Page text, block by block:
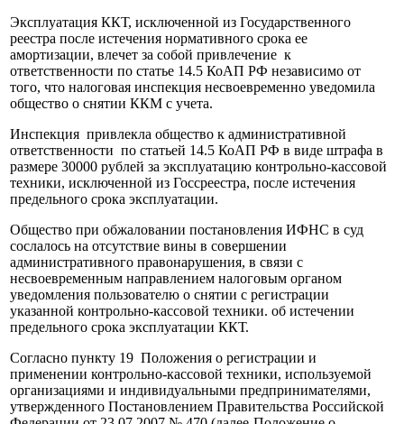
Эксплуатация ККТ, исключенной из Государственного
реестра после истечения нормативного срока ее
амортизации, влечет за собой привлечение к
ответственности по статье 14.5 КоАП РФ независимо от
того, что налоговая инспекция несвоевременно уведомила
общество о снятии ККМ с учета.
Инспекция привлекла общество к административной
ответственности по статьей 14.5 КоАП РФ в виде штрафа в
размере 30000 рублей за эксплуатацию контрольно-кассовой
техники, исключенной из Госсреестра, после истечения
предельного срока эксплуатации.
Общество при обжаловании постановления ИФНС в суд
сослалось на отсутствие вины в совершении
административного правонарушения, в связи с
несвоевременным направлением налоговым органом
уведомления пользователю о снятии с регистрации
указанной контрольно-кассовой техники. об истечении
предельного срока эксплуатации ККТ.
Согласно пункту 19 Положения о регистрации и
применении контрольно-кассовой техники, используемой
организациями и индивидуальными предпринимателями,
утвержденного Постановлением Правительства Российской